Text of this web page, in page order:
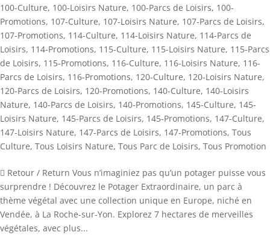
100-Culture, 100-Loisirs Nature, 100-Parcs de Loisirs, 100-
Promotions, 107-Culture, 107-Loisirs Nature, 107-Parcs de Loisirs,
107-Promotions, 114-Culture, 114-Loisirs Nature, 114-Parcs de
Loisirs, 114-Promotions, 115-Culture, 115-Loisirs Nature, 115-Parcs
de Loisirs, 115-Promotions, 116-Culture, 116-Loisirs Nature, 116-
Parcs de Loisirs, 116-Promotions, 120-Culture, 120-Loisirs Nature,
120-Parcs de Loisirs, 120-Promotions, 140-Culture, 140-Loisirs
Nature, 140-Parcs de Loisirs, 140-Promotions, 145-Culture, 145-
Loisirs Nature, 145-Parcs de Loisirs, 145-Promotions, 147-Culture,
147-Loisirs Nature, 147-Parcs de Loisirs, 147-Promotions, Tous
Culture, Tous Loisirs Nature, Tous Parc de Loisirs, Tous Promotion
 Retour / Return Vous n’imaginiez pas qu’un potager puisse vous
surprendre ! Découvrez le Potager Extraordinaire, un parc à
thème végétal avec une collection unique en Europe, niché en
Vendée, à La Roche-sur-Yon. Explorez 7 hectares de merveilles
végétales, avec plus...